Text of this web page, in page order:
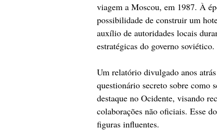
viagem a Moscou, em 1987. À
possibilidade de construir um
auxílio de autoridades locais
estratégicas do governo soviético.
Um relatório divulgado anos
questionário secreto sobre como
destaque no Ocidente, visando
colaborações não oficiais. Esse
figuras influentes.